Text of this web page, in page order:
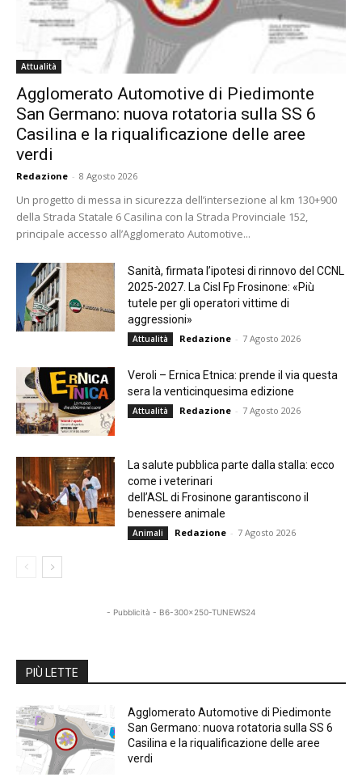
Attualità
Agglomerato Automotive di Piedimonte
San Germano: nuova rotatoria sulla SS 6
Casilina e la riqualificazione delle aree
verdi
Redazione - 8 Agosto 2026
Un progetto di messa in sicurezza dell’intersezione al km 130+900
della Strada Statale 6 Casilina con la Strada Provinciale 152,
principale accesso all’Agglomerato Automotive...
Sanità, firmata l’ipotesi di rinnovo del CCNL
2025-2027. La Cisl Fp Frosinone: «Più
tutele per gli operatori vittime di
aggressioni»
Attualità Redazione - 7 Agosto 2026
Veroli – Ernica Etnica: prende il via questa
sera la venticinquesima edizione
Attualità Redazione - 7 Agosto 2026
La salute pubblica parte dalla stalla: ecco
come i veterinari
dell’ASL di Frosinone garantiscono il
benessere animale
Animali Redazione - 7 Agosto 2026
- Pubblicità - B6-300x250-TUNEWS24
PIÙ LETTE
Agglomerato Automotive di Piedimonte
San Germano: nuova rotatoria sulla SS 6
Casilina e la riqualificazione delle aree
verdi